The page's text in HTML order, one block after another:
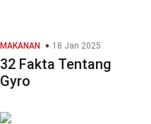
MAKANAN 18 Jan 2025
32 Fakta Tentang
Gyro